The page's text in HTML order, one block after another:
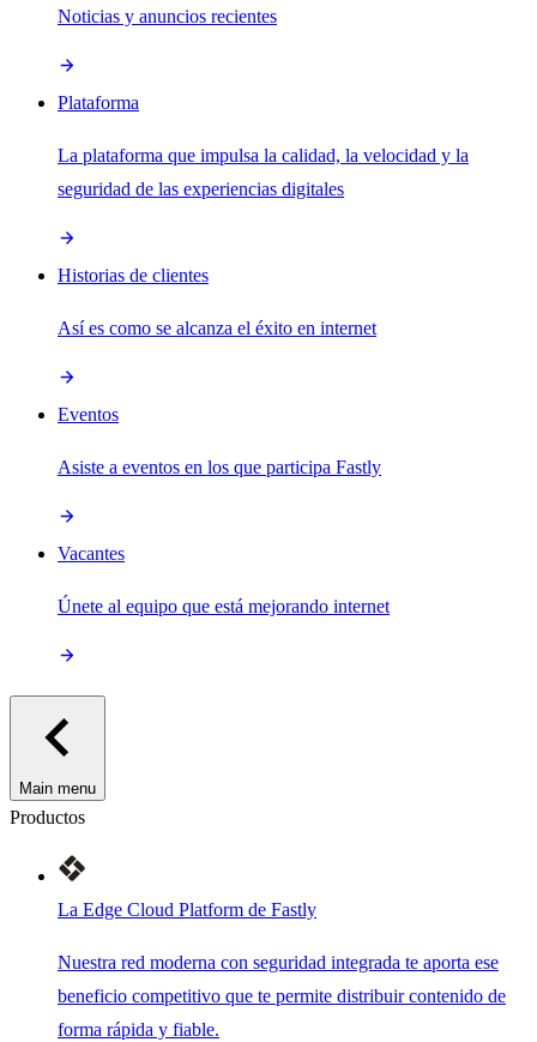
Noticias y anuncios recientes
Plataforma
La plataforma que impulsa la calidad, la velocidad y la
seguridad de las experiencias digitales
Historias de clientes
Así es como se alcanza el éxito en internet
Eventos
Asiste a eventos en los que participa Fastly
Vacantes
Únete al equipo que está mejorando internet
Main menu
Productos
La Edge Cloud Platform de Fastly
Nuestra red moderna con seguridad integrada te aporta ese
beneficio competitivo que te permite distribuir contenido de
forma rápida y fiable.